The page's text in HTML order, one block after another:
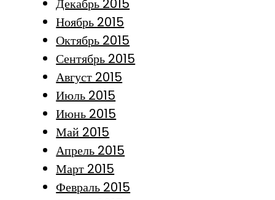
Декабрь 2015
Ноябрь 2015
Октябрь 2015
Сентябрь 2015
Август 2015
Июль 2015
Июнь 2015
Май 2015
Апрель 2015
Март 2015
Февраль 2015